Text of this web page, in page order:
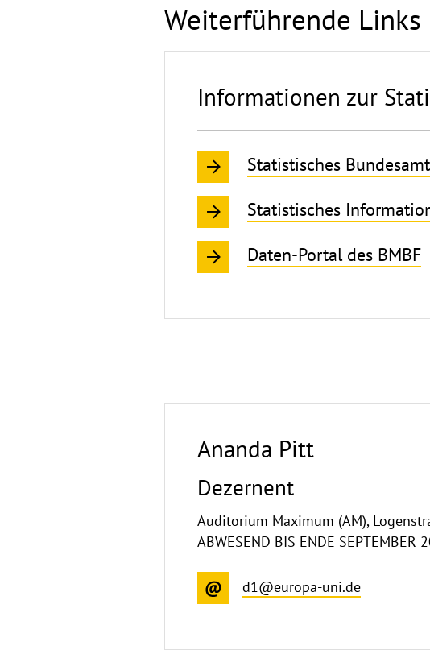
Weiterführende Links
Informationen zur
Statistisches Bundesamt
Statistisches
Daten-Portal des BMBF
Ananda Pitt
Dezernent
Auditorium Maximum (AM),
ABWESEND BIS ENDE SEPTEMBER
d1@europa-uni.de